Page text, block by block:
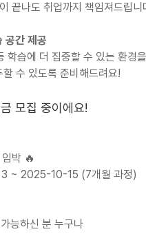
끝나도 취업까지 책임져드립니
공간 제공
학습에 더 집중할 수 있는 환경
수 있도록 준비해드려요!
모집 중이에요!
박 🔥
~ 2025-10-15 (7개월 과정)
능하신 분 누구나